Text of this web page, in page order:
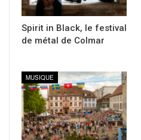
Spirit in Black, le festival
de métal de Colmar
MUSIQUE